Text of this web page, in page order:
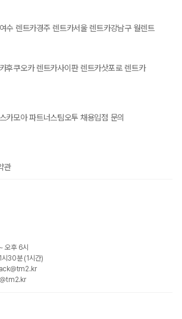
수 렌트카경주 렌트카서울 렌트카강남구 월렌트
후쿠오카 렌트카사이판 렌트카삿포로 렌트카
카모아 파트너스팀오투 채용입점 문의
관
오후 6시
30분 (1시간)